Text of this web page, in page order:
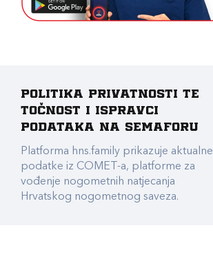
Politika privatnosti te
točnost i ispravci
podataka na Semaforu
Platforma hns.family prikazuje aktualne
podatke iz COMET-a, platforme za
vođenje nogometnih natjecanja
Hrvatskog nogometnog saveza.